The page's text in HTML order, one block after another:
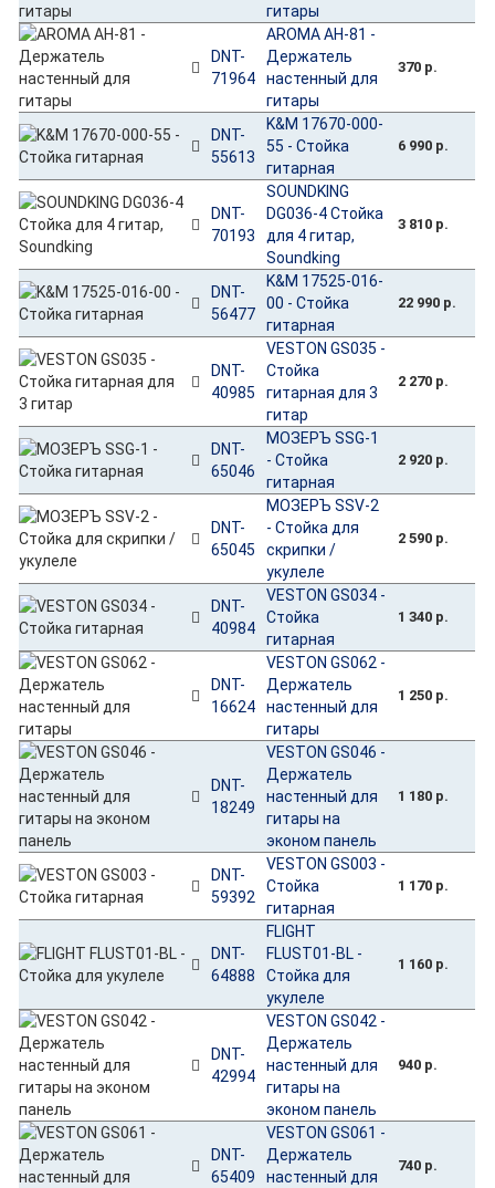
гитары
DNT-
71964
AROMA AH-81 -
Держатель
настенный для
гитары
370 р.
DNT-
55613
K&M 17670-000-
55 - Стойка
гитарная
6 990 р.
DNT-
70193
SOUNDKING
DG036-4 Стойка
для 4 гитар,
Soundking
3 810 р.
DNT-
56477
K&M 17525-016-
00 - Стойка
гитарная
22 990 р.
DNT-
40985
VESTON GS035 -
Стойка
гитарная для 3
гитар
2 270 р.
DNT-
65046
МОЗЕРЪ SSG-1
- Стойка
гитарная
2 920 р.
DNT-
65045
МОЗЕРЪ SSV-2
- Стойка для
скрипки /
укулеле
2 590 р.
DNT-
40984
VESTON GS034 -
Стойка
гитарная
1 340 р.
DNT-
16624
VESTON GS062 -
Держатель
настенный для
гитары
1 250 р.
DNT-
18249
VESTON GS046 -
Держатель
настенный для
гитары на
эконом панель
1 180 р.
DNT-
59392
VESTON GS003 -
Стойка
гитарная
1 170 р.
DNT-
64888
FLIGHT
FLUST01-BL -
Стойка для
укулеле
1 160 р.
DNT-
42994
VESTON GS042 -
Держатель
настенный для
гитары на
эконом панель
940 р.
DNT-
65409
VESTON GS061 -
Держатель
настенный для
740 р.